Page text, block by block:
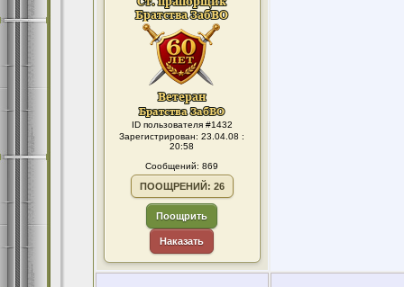
ID пользователя #1432
Зарегистрирован: 23.04.08 :
20:58
Сообщений: 869
ПООЩРЕНИЙ: 26
Поощрить
Наказать